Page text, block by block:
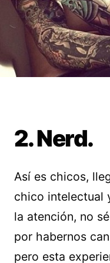
2. Nerd.
Así es chicos,
chico intelectual
la atención, no
por habernos
pero esta